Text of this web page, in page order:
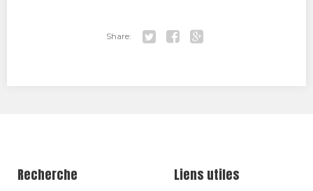
Share:
Recherche Liens utiles